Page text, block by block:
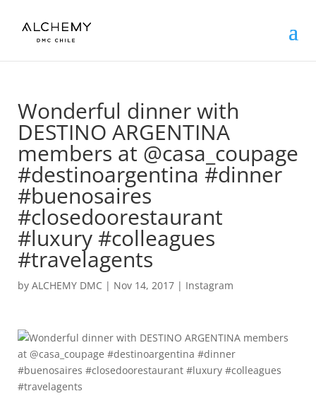
Wonderful dinner with
DESTINO ARGENTINA
members at @casa_coupage
#destinoargentina #dinner
#buenosaires
#closedoorestaurant
#luxury #colleagues
#travelagents
by ALCHEMY DMC | Nov 14, 2017| Instagram